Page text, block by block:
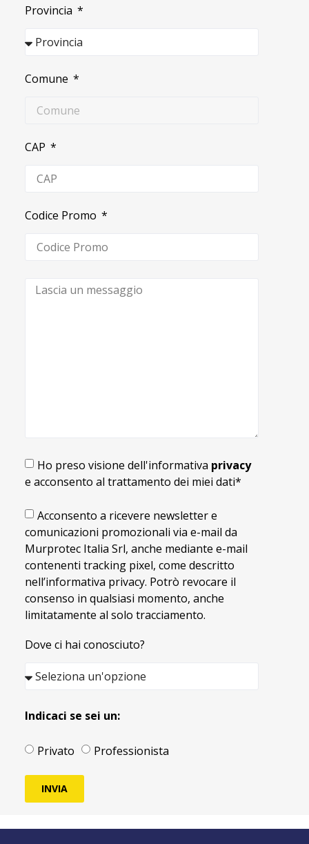
Provincia
Comune
CAP
Codice Promo
Ho preso visione dell'informativa privacy
e acconsento al trattamento dei miei dati*
Acconsento a ricevere newsletter e
comunicazioni promozionali via e-mail da
Murprotec Italia Srl, anche mediante e-mail
contenenti tracking pixel, come descritto
nell’informativa privacy. Potrò revocare il
consenso in qualsiasi momento, anche
limitatamente al solo tracciamento.
Dove ci hai conosciuto?
Indicaci se sei un:
Privato Professionista
INVIA